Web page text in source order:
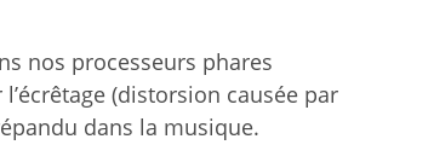
nos processeurs phares
(distorsion causée par
dans la musique.